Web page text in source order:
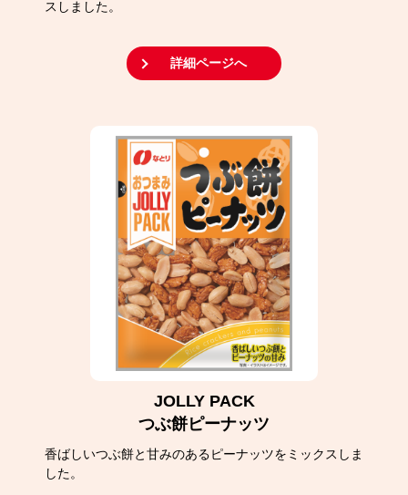
スしました。
詳細ページへ
JOLLY PACK
つぶ餅ピーナッツ
香ばしいつぶ餅と甘みのあるピーナッツをミックスしま
した。